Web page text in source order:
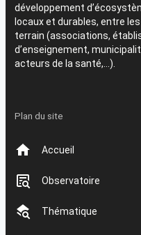
développement
locaux et durables, entre
terrain (associations,
d’enseignement,
acteurs de la santé,…).
Plan du site
Accueil
Observatoire
Thématique